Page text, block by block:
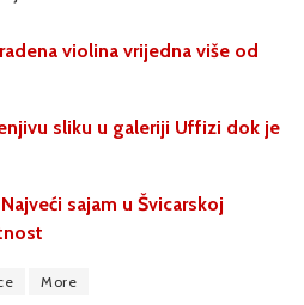
violina vrijedna više od
sliku u galeriji Uffizi dok je
sajam u Švicarskoj
More